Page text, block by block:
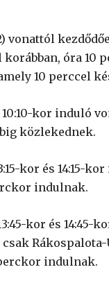
vonattól
óra 10
10 perccel
kor induló
közlekednek.
kor és 14:15-
indulnak.
kor és 14:45-
indulnak.